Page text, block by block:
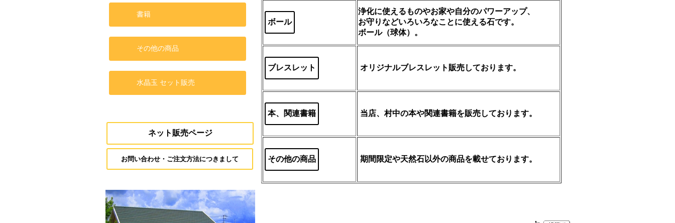
書籍
その他の商品
水晶玉 セット販売
ネット販売ページ
お問い合わせ・ご注文方法につきまして
ボール
浄化に使えるものやお家や自分のパワーアップ、
お守りなどいろいろなことに使える石です。
ボール（球体）。
ブレスレット オリジナルブレスレット販売しております。
本、関連書籍 当店、村中の本や関連書籍を販売しております。
その他の商品 期間限定や天然石以外の商品を載せております。